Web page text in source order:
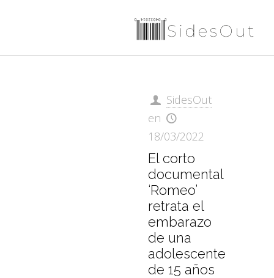
SidesOut
en
18/03/2022
El corto
documental
‘Romeo’
retrata el
embarazo
de una
adolescente
de 15 años